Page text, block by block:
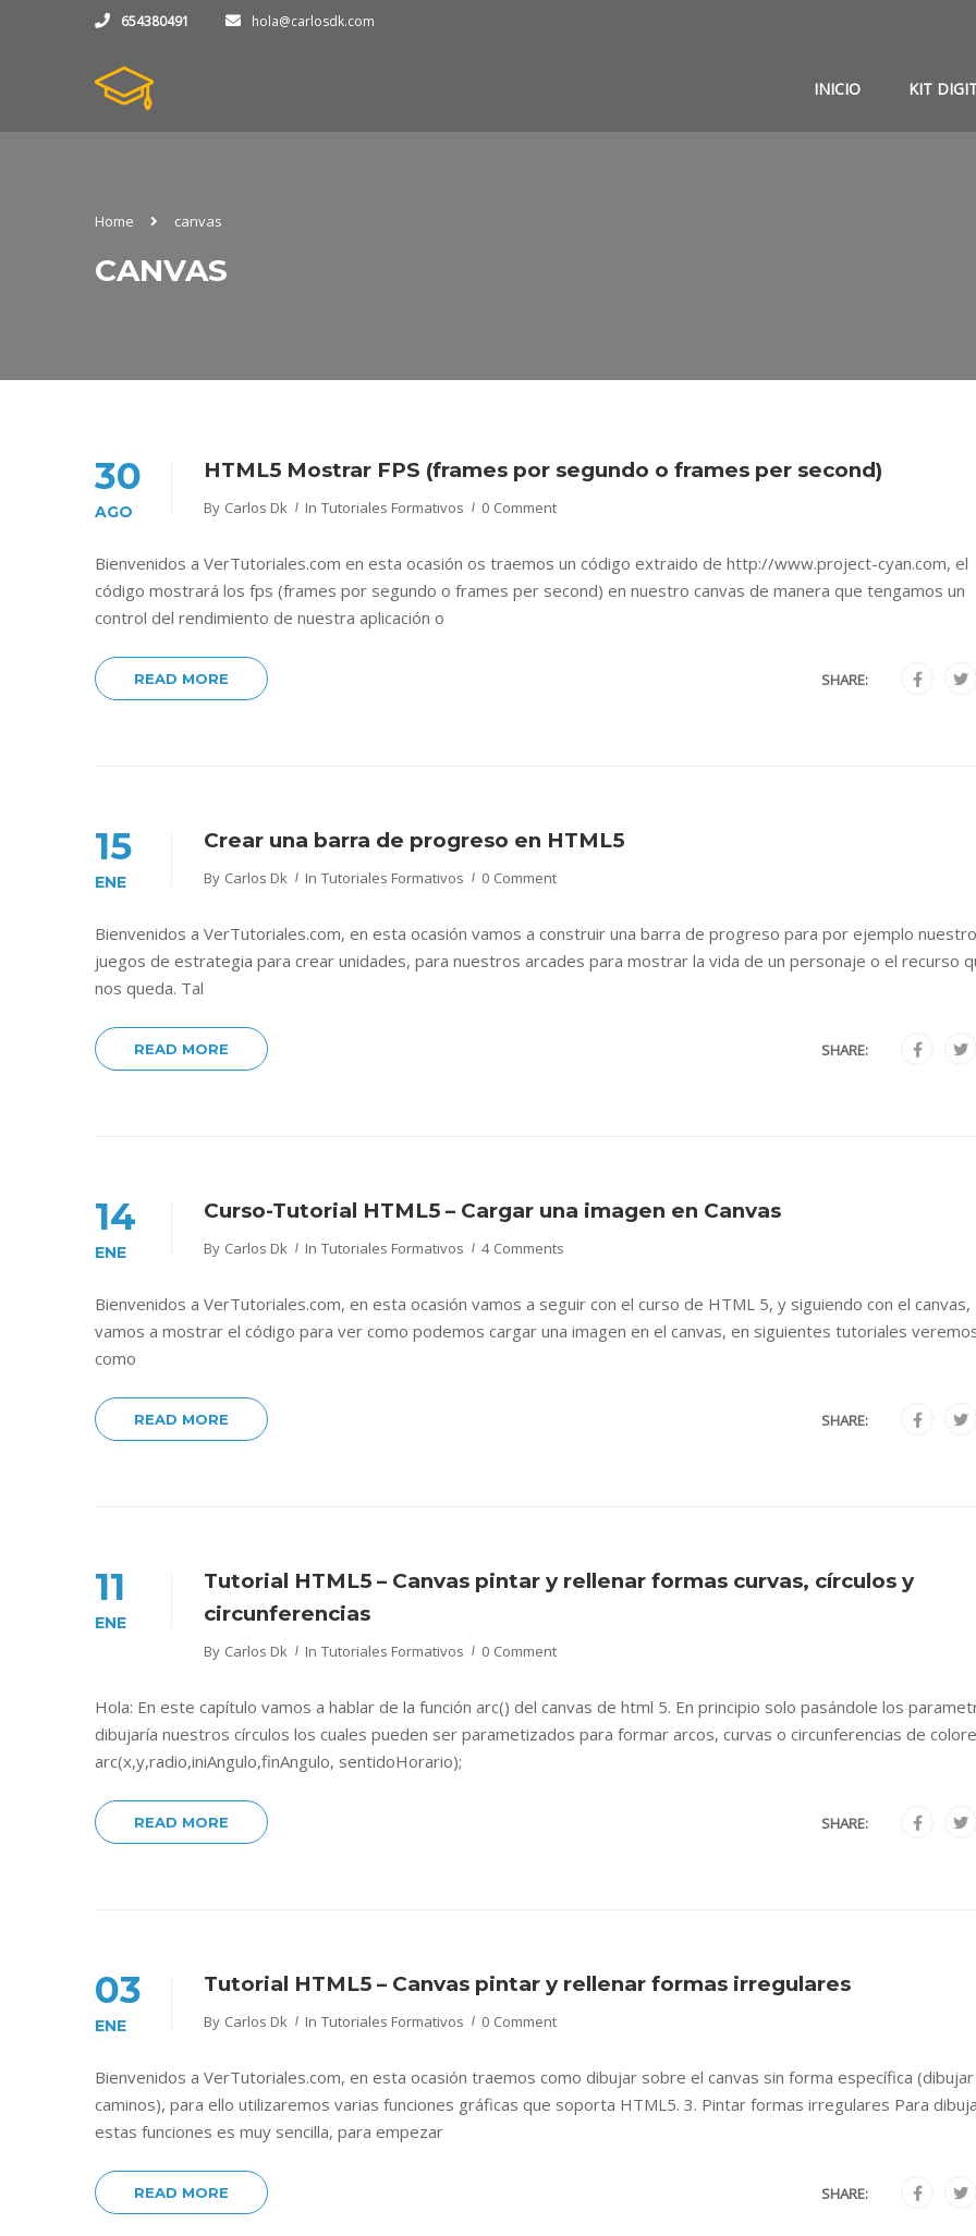
654380491 hola@carlosdk.com
INICIO KIT
Home canvas
CANVAS
30
AGO
HTML5 Mostrar FPS (frames por segundo o frames per second)
By Carlos Dk In Tutoriales Formativos 0 Comment
Bienvenidos a VerTutoriales.com en esta ocasión os traemos un código extraido de http://www.project-cyan.com, el
código mostrará los fps (frames por segundo o frames per second) en nuestro canvas de manera que tengamos un
control del rendimiento de nuestra aplicación o
READ MORE SHARE:
15
ENE
Crear una barra de progreso en HTML5
By Carlos Dk In Tutoriales Formativos 0 Comment
Bienvenidos a VerTutoriales.com, en esta ocasión vamos a construir una barra de progreso para por ejemplo
juegos de estrategia para crear unidades, para nuestros arcades para mostrar la vida de un personaje o el recurso
nos queda. Tal
READ MORE SHARE:
14
ENE
Curso-Tutorial HTML5 – Cargar una imagen en Canvas
By Carlos Dk In Tutoriales Formativos 4 Comments
Bienvenidos a VerTutoriales.com, en esta ocasión vamos a seguir con el curso de HTML 5, y siguiendo con el canvas,
vamos a mostrar el código para ver como podemos cargar una imagen en el canvas, en siguientes tutoriales
como
READ MORE SHARE:
11
ENE
Tutorial HTML5 – Canvas pintar y rellenar formas curvas, círculos y
circunferencias
By Carlos Dk In Tutoriales Formativos 0 Comment
Hola: En este capítulo vamos a hablar de la función arc() del canvas de html 5. En principio solo pasándole los
dibujaría nuestros círculos los cuales pueden ser parametizados para formar arcos, curvas o circunferencias de
arc(x,y,radio,iniAngulo,finAngulo, sentidoHorario);
READ MORE SHARE:
03
ENE
Tutorial HTML5 – Canvas pintar y rellenar formas irregulares
By Carlos Dk In Tutoriales Formativos 0 Comment
Bienvenidos a VerTutoriales.com, en esta ocasión traemos como dibujar sobre el canvas sin forma específica (dibujar
caminos), para ello utilizaremos varias funciones gráficas que soporta HTML5. 3. Pintar formas irregulares Para
estas funciones es muy sencilla, para empezar
READ MORE SHARE: